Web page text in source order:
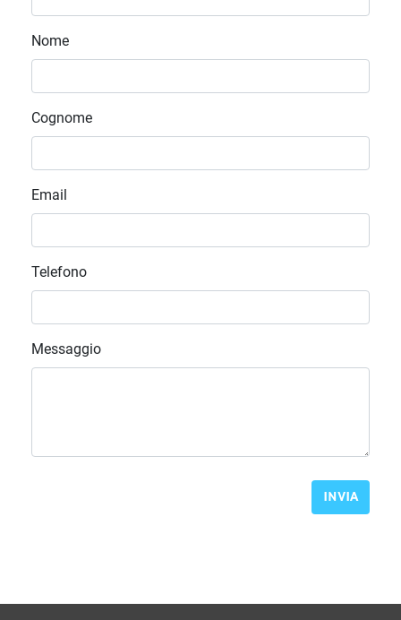
Nome
Cognome
Email
Telefono
Messaggio
INVIA